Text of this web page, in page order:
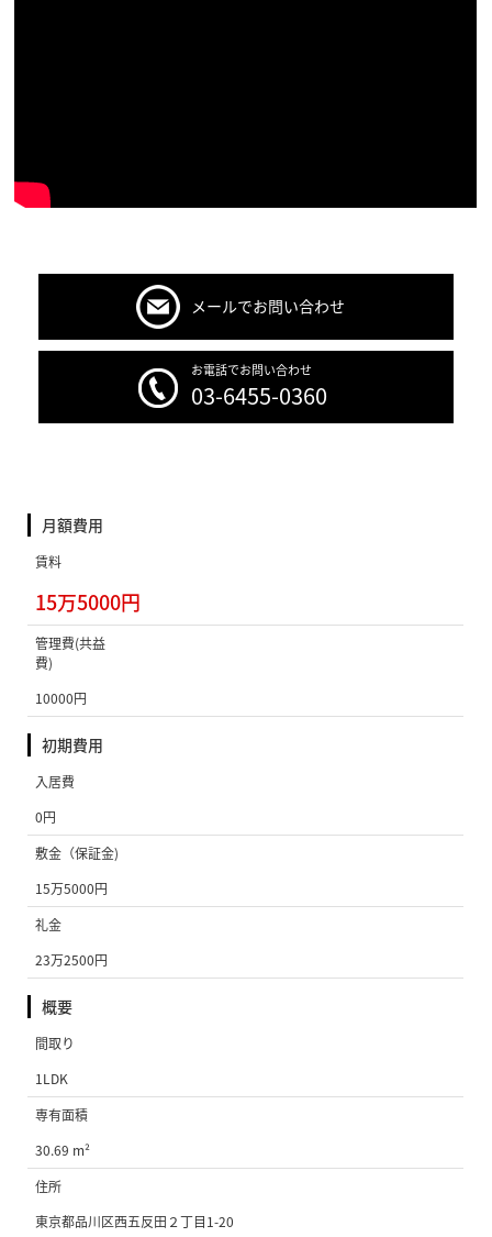
メールでお問い合わせ
お電話でお問い合わせ
03-6455-0360
月額費用
賃料
15万5000円
管理費(共益
費)
10000円
初期費用
入居費
0円
敷金（保証金)
15万5000円
礼金
23万2500円
概要
間取り
1LDK
専有面積
30.69 m²
住所
東京都品川区西五反田２丁目1-20